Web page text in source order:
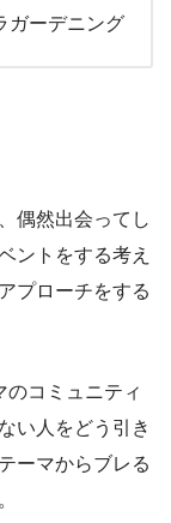
ガーデニング
偶然出会ってし
ントをする考え
プローチをする
コミュニティ
い人をどう引き
ーマからブレる